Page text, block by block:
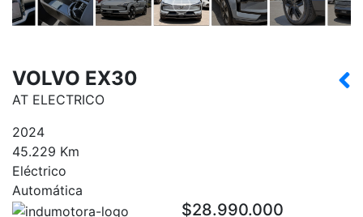
VOLVO EX30
AT ELECTRICO
2024
45.229 Km
Eléctrico
Automática
$28.990.000